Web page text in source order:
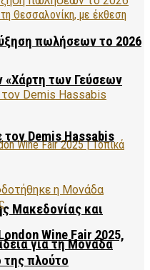
«Χάρτη των Γεύσεων
Μακεδονίας και
Wine Fair 2025,
πλούτο
πωλήσεων το 2026
Demis Hassabis
για τη Μονάδα